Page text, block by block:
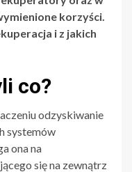
korzyści.
i z jakich
co?
odzyskiwanie
systemów
ona na
się na zewnątrz